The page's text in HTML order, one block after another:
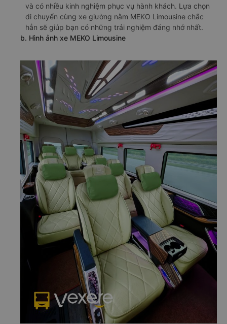
và có nhiều kinh nghiệm phục vụ hành khách. Lựa chọn
di chuyển cùng xe giường nằm MEKO Limousine chắc
hẳn sẽ giúp bạn có những trải nghiệm đáng nhớ nhất.
b. Hình ảnh xe MEKO Limousine